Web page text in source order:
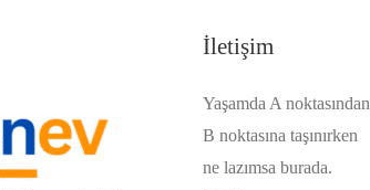
İletişim
Yaşamda A noktasından
B noktasına taşınırken
ne lazımsa burada.